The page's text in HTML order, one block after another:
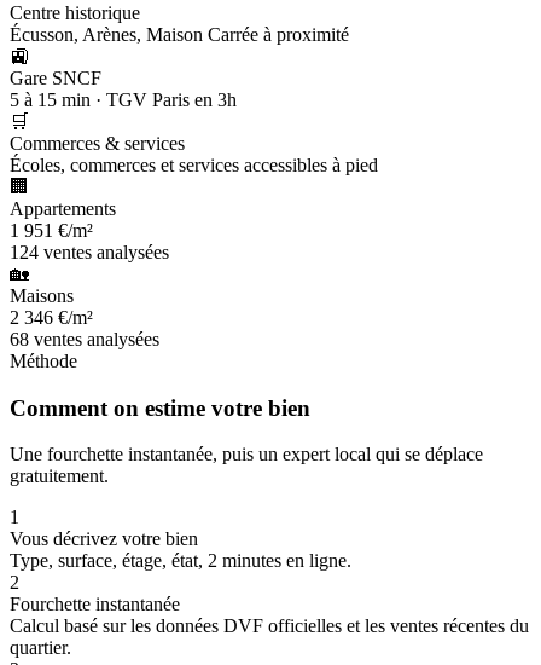
Centre historique
Écusson, Arènes, Maison Carrée à proximité
🚉
Gare SNCF
5 à 15 min · TGV Paris en 3h
🛒
Commerces & services
Écoles, commerces et services accessibles à pied
🏢
Appartements
1 951 €/m²
124 ventes analysées
🏡
Maisons
2 346 €/m²
68 ventes analysées
Méthode
Comment on estime votre bien
Une fourchette instantanée, puis un expert local qui se déplace
gratuitement.
1
Vous décrivez votre bien
Type, surface, étage, état, 2 minutes en ligne.
2
Fourchette instantanée
Calcul basé sur les données DVF officielles et les ventes récentes du
quartier.